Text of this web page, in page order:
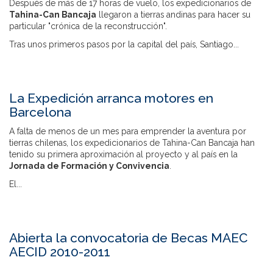
Después de más de 17 horas de vuelo, los expedicionarios de
Tahina-Can Bancaja llegaron a tierras andinas para hacer su
particular "crónica de la reconstrucción".
Tras unos primeros pasos por la capital del país, Santiago...
La Expedición arranca motores en
Barcelona
A falta de menos de un mes para emprender la aventura por
tierras chilenas, los expedicionarios de Tahina-Can Bancaja han
tenido su primera aproximación al proyecto y al país en la
Jornada de Formación y Convivencia
El...
Abierta la convocatoria de Becas MAEC
AECID 2010-2011